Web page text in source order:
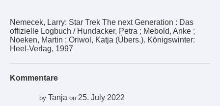
Nemecek, Larry: Star Trek The next Generation : Das
offizielle Logbuch / Hundacker, Petra ; Mebold, Anke ;
Noeken, Martin ; Oriwol, Katja (Übers.). Königswinter:
Heel-Verlag, 1997
Kommentare
by Tanja on 25. July 2022